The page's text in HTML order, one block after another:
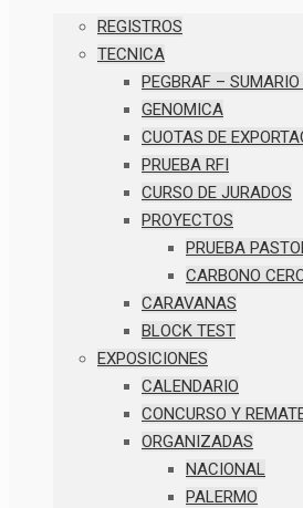
REGISTROS
TECNICA
PEGBRAF – SUMARIO
GENOMICA
CUOTAS DE
PRUEBA RFI
CURSO DE JURADOS
PROYECTOS
PRUEBA
CARBONO
CARAVANAS
BLOCK TEST
EXPOSICIONES
CALENDARIO
CONCURSO Y
ORGANIZADAS
NACIONAL
PALERMO